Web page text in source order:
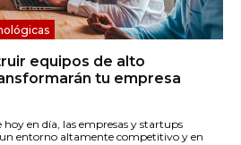
equipos de alto
tu empresa
en día, las empresas y startups
entorno altamente competitivo y en